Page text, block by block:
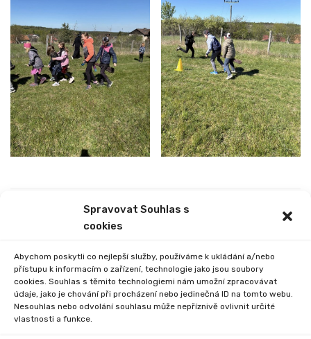
Spravovat Souhlas s
cookies
Abychom poskytli co nejlepší služby, používáme k ukládání a/nebo
přístupu k informacím o zařízení, technologie jako jsou soubory
cookies. Souhlas s těmito technologiemi nám umožní zpracovávat
údaje, jako je chování při procházení nebo jedinečná ID na tomto webu.
Nesouhlas nebo odvolání souhlasu může nepříznivě ovlivnit určité
vlastnosti a funkce.
SOUTĚŽ V ATLETICE